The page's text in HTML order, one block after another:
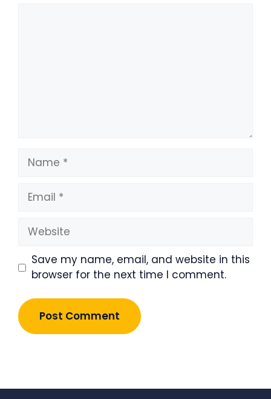
Name
Email
Website
Save my name, email, and website in this
browser for the next time I comment.